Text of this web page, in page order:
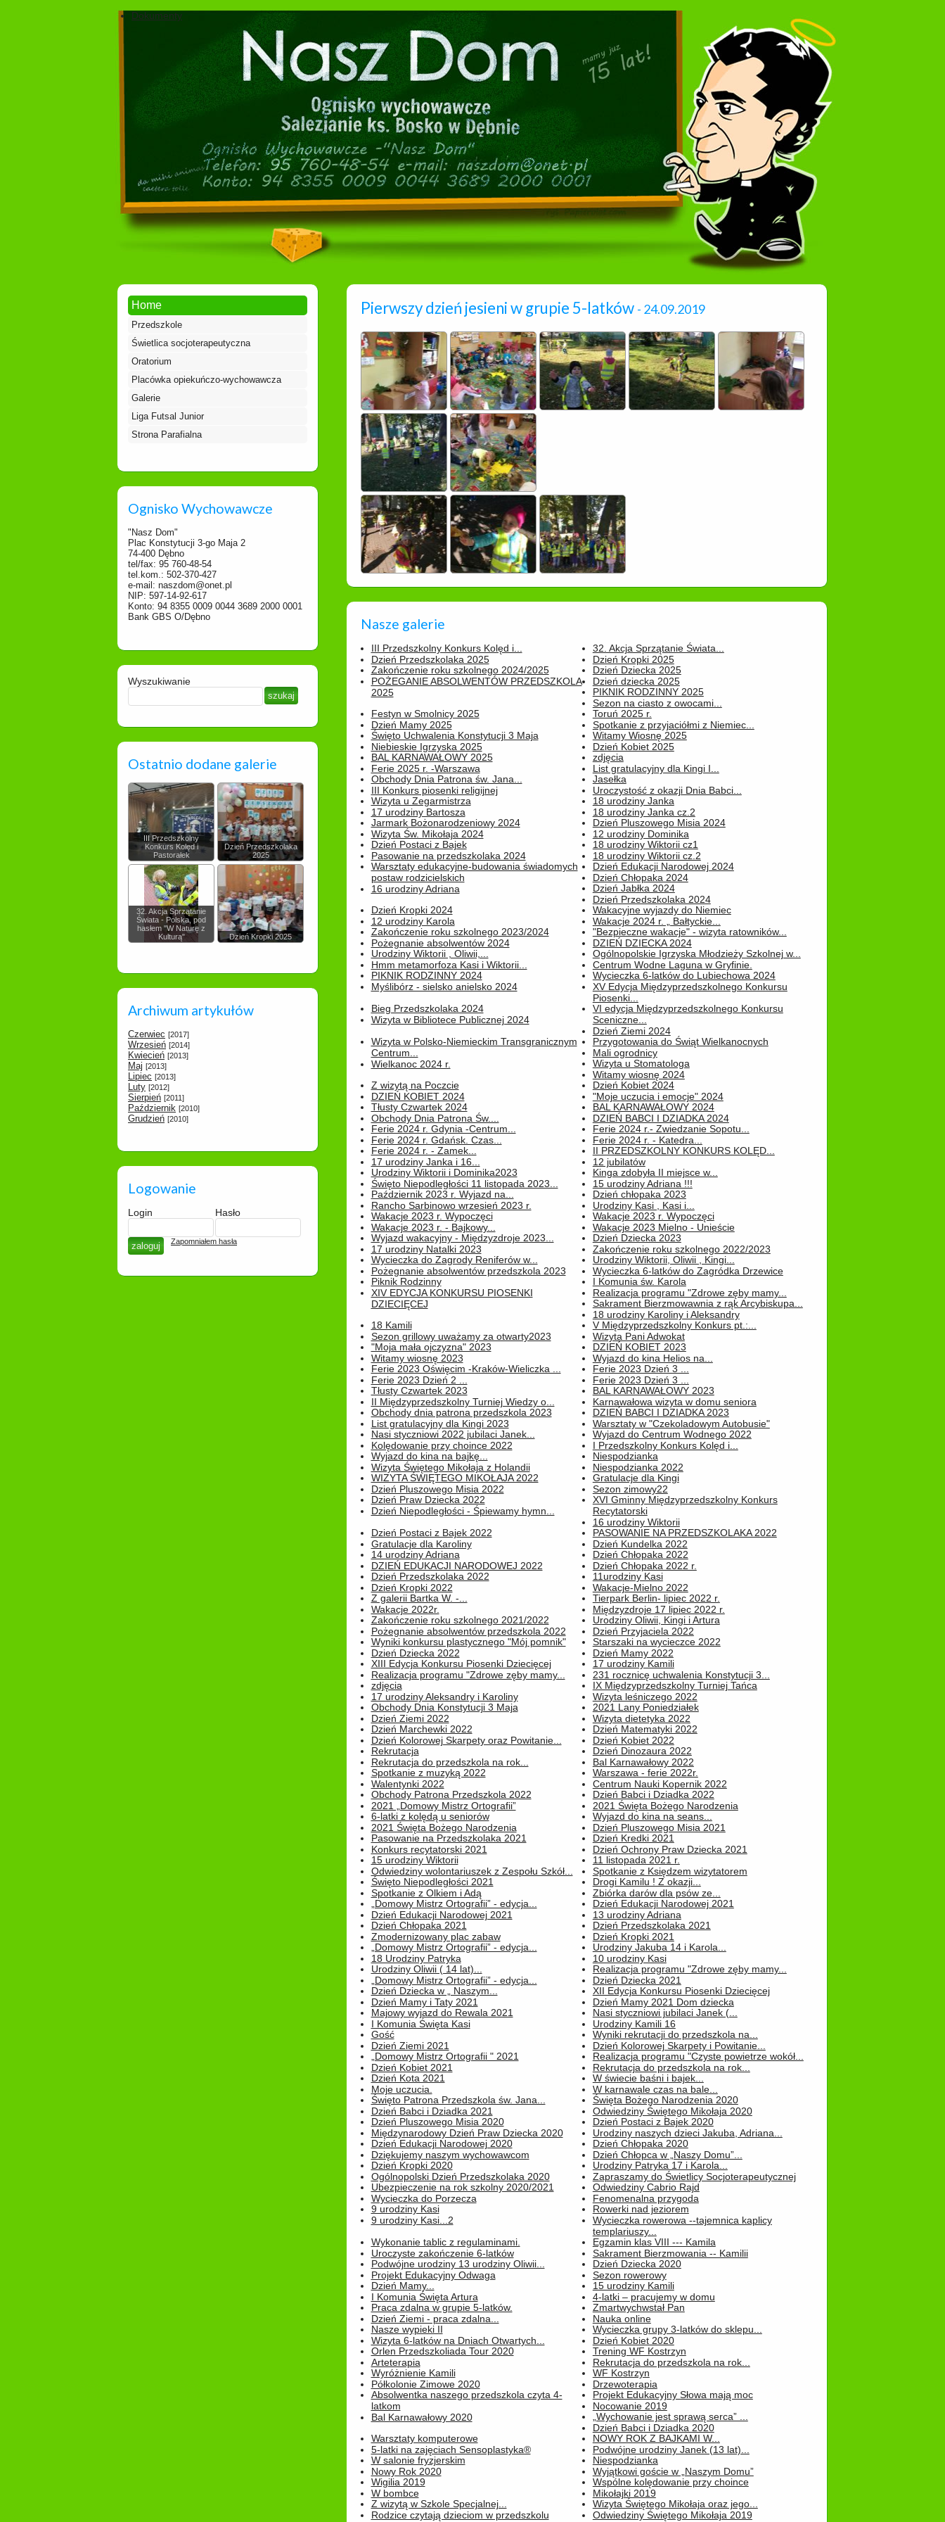
Dokumenty
Home
Przedszkole
Świetlica socjoterapeutyczna
Oratorium
Placówka opiekuńczo-wychowawcza
Galerie
Liga Futsal Junior
Strona Parafialna
Ognisko Wychowawcze
"Nasz Dom"
Plac Konstytucji 3-go Maja 2
74-400 Dębno
tel/fax: 95 760-48-54
tel.kom.: 502-370-427
e-mail: naszdom@onet.pl
NIP: 597-14-92-617
Konto: 94 8355 0009 0044 3689 2000 0001
Bank GBS O/Dębno
Wyszukiwanie
Ostatnio dodane galerie
III Przedszkolny
Konkurs Kolęd i
Pastorałek
Dzień Przedszkolaka
2025
32. Akcja Sprzątanie
Świata - Polska, pod
hasłem "W Naturę z
Kulturą"
Dzień Kropki 2025
Archiwum artykułów
Czerwiec [2017]
Wrzesień [2014]
Kwiecień [2013]
Maj [2013]
Lipiec [2013]
Luty [2012]
Sierpień [2011]
Październik [2010]
Grudzień [2010]
Logowanie
Login Hasło
Zapomniałem hasła
Pierwszy dzień jesieni w grupie 5-latków - 24.09.2019
Nasze galerie
III Przedszkolny Konkurs Kolęd i...
Dzień Przedszkolaka 2025
32. Akcja Sprzątanie Świata...
Dzień Kropki 2025
Zakończenie roku szkolnego 2024/2025
POŻEGANIE ABSOLWENTÓW PRZEDSZKOLA
2025
Dzień Dziecka 2025
Dzień dziecka 2025
PIKNIK RODZINNY 2025
Sezon na ciasto z owocami...
Festyn w Smolnicy 2025
Dzień Mamy 2025
Toruń 2025 r.
Spotkanie z przyjaciółmi z Niemiec...
Święto Uchwalenia Konstytucji 3 Maja
Niebieskie Igrzyska 2025
Witamy Wiosnę 2025
Dzień Kobiet 2025
BAL KARNAWAŁOWY 2025
Ferie 2025 r. -Warszawa
zdjęcia
List gratulacyjny dla Kingi I...
Obchody Dnia Patrona św. Jana...
III Konkurs piosenki religijnej
Jasełka
Uroczystość z okazji Dnia Babci...
Wizyta u Zegarmistrza
17 urodziny Bartosza
18 urodziny Janka
18 urodziny Janka cz.2
Jarmark Bożonarodzeniowy 2024
Wizyta Św. Mikołaja 2024
Dzień Pluszowego Misia 2024
12 urodziny Dominika
Dzień Postaci z Bajek
Pasowanie na przedszkolaka 2024
18 urodziny Wiktorii cz1
18 urodziny Wiktorii cz.2
Warsztaty edukacyjne-budowania świadomych
postaw rodzicielskich
16 urodziny Adriana
Dzień Edukacji Narodowej 2024
Dzień Chłopaka 2024
Dzień Jabłka 2024
Dzień Przedszkolaka 2024
Dzień Kropki 2024
12 urodziny Karola
Wakacyjne wyjazdy do Niemiec
Wakacje 2024 r. „ Bałtyckie...
Zakończenie roku szkolnego 2023/2024
Pożegnanie absolwentów 2024
"Bezpieczne wakacje" - wizyta ratowników...
DZIEŃ DZIECKA 2024
Urodziny Wiktorii , Oliwii,...
Hmm metamorfoza Kasi i Wiktorii...
Ogólnopolskie Igrzyska Młodzieży Szkolnej w...
Centrum Wodne Laguna w Gryfinie.
PIKNIK RODZINNY 2024
Myślibórz - sielsko anielsko 2024
Wycieczka 6-latków do Lubiechowa 2024
XV Edycja Międzyprzedszkolnego Konkursu
Piosenki...
Bieg Przedszkolaka 2024
Wizyta w Bibliotece Publicznej 2024
VI edycja Międzyprzedszkolnego Konkursu
Sceniczne...
Dzień Ziemi 2024
Wizyta w Polsko-Niemieckim Transgranicznym
Centrum...
Wielkanoc 2024 r.
Przygotowania do Świąt Wielkanocnych
Mali ogrodnicy
Wizyta u Stomatologa
Witamy wiosnę 2024
Z wizytą na Poczcie
DZIEŃ KOBIET 2024
Dzień Kobiet 2024
"Moje uczucia i emocje" 2024
Tłusty Czwartek 2024
Obchody Dnia Patrona Św....
BAL KARNAWAŁOWY 2024
DZIEŃ BABCI I DZIADKA 2024
Ferie 2024 r. Gdynia -Centrum...
Ferie 2024 r. Gdańsk. Czas...
Ferie 2024 r.- Zwiedzanie Sopotu...
Ferie 2024 r. - Katedra...
Ferie 2024 r. - Zamek...
17 urodziny Janka i 16...
II PRZEDSZKOLNY KONKURS KOLĘD...
12 jubilatów
Urodziny Wiktorii i Dominika2023
Święto Niepodległości 11 listopada 2023...
Kinga zdobyła II miejsce w...
15 urodziny Adriana !!!
Październik 2023 r. Wyjazd na...
Rancho Sarbinowo wrzesień 2023 r.
Dzień chłopaka 2023
Urodziny Kasi , Kasi i...
Wakacje 2023 r. Wypoczęci
Wakacje 2023 r. - Bajkowy...
Wakacje 2023 r. Wypoczęci
Wakacje 2023 Mielno - Unieście
Wyjazd wakacyjny - Międzyzdroje 2023...
17 urodziny Natalki 2023
Dzień Dziecka 2023
Zakończenie roku szkolnego 2022/2023
Wycieczka do Zagrody Reniferów w...
Pożegnanie absolwentów przedszkola 2023
Urodziny Wiktorii, Oliwii , Kingi...
Wycieczka 6-latków do Zagródka Drzewice
Piknik Rodzinny
XIV EDYCJA KONKURSU PIOSENKI
DZIECIĘCEJ
I Komunia św. Karola
Realizacja programu "Zdrowe zęby mamy...
Sakrament Bierzmowawnia z rąk Arcybiskupa...
18 urodziny Karoliny i Aleksandry
18 Kamili
Sezon grillowy uważamy za otwarty2023
V Międzyprzedszkolny Konkurs pt.:...
Wizyta Pani Adwokat
"Moja mała ojczyzna" 2023
Witamy wiosnę 2023
DZIEŃ KOBIET 2023
Wyjazd do kina Helios na...
Ferie 2023 Oświęcim -Kraków-Wieliczka ...
Ferie 2023 Dzień 2 ...
Ferie 2023 Dzień 3 ...
Ferie 2023 Dzień 3 ...
Tłusty Czwartek 2023
II Międzyprzedszkolny Turniej Wiedzy o...
BAL KARNAWAŁOWY 2023
Karnawałowa wizyta w domu seniora
Obchody dnia patrona przedszkola 2023
List gratulacyjny dla Kingi 2023
DZIEŃ BABCI I DZIADKA 2023
Warsztaty w "Czekoladowym Autobusie"
Nasi styczniowi 2022 jubilaci Janek...
Kolędowanie przy choince 2022
Wyjazd do Centrum Wodnego 2022
I Przedszkolny Konkurs Kolęd i...
Wyjazd do kina na bajkę...
Wizyta Świętego Mikołaja z Holandii
Niespodzianka
Niespodzianka 2022
WIZYTA ŚWIĘTEGO MIKOŁAJA 2022
Dzień Pluszowego Misia 2022
Gratulacje dla Kingi
Sezon zimowy22
Dzień Praw Dziecka 2022
Dzień Niepodległości - Śpiewamy hymn...
XVI Gminny Międzyprzedszkolny Konkurs
Recytatorski
16 urodziny Wiktorii
Dzień Postaci z Bajek 2022
Gratulacje dla Karoliny
PASOWANIE NA PRZEDSZKOLAKA 2022
Dzień Kundelka 2022
14 urodziny Adriana
DZIEŃ EDUKACJI NARODOWEJ 2022
Dzień Chłopaka 2022
Dzień Chłopaka 2022 r.
Dzień Przedszkolaka 2022
Dzień Kropki 2022
11urodziny Kasi
Wakacje-Mielno 2022
Z galerii Bartka W. -...
Wakacje 2022r.
Tierpark Berlin- lipiec 2022 r.
Międzyzdroje 17 lipiec 2022 r.
Zakończenie roku szkolnego 2021/2022
Pożegnanie absolwentów przedszkola 2022
Urodziny Oliwii, Kingi i Artura
Dzień Przyjaciela 2022
Wyniki konkursu plastycznego "Mój pomnik"
Dzień Dziecka 2022
Starszaki na wycieczce 2022
Dzień Mamy 2022
XIII Edycja Konkursu Piosenki Dziecięcej
Realizacja programu "Zdrowe zęby mamy...
17 urodziny Kamili
231 rocznicę uchwalenia Konstytucji 3...
zdjęcia
17 urodziny Aleksandry i Karoliny
IX Międzyprzedszkolny Turniej Tańca
Wizyta leśniczego 2022
Obchody Dnia Konstytucji 3 Maja
Dzień Ziemi 2022
2021 Lany Poniedziałek
Wizyta dietetyka 2022
Dzień Marchewki 2022
Dzień Kolorowej Skarpety oraz Powitanie...
Dzień Matematyki 2022
Dzień Kobiet 2022
Rekrutacja
Rekrutacja do przedszkola na rok...
Dzień Dinozaura 2022
Bal Karnawałowy 2022
Spotkanie z muzyką 2022
Walentynki 2022
Warszawa - ferie 2022r.
Centrum Nauki Kopernik 2022
Obchody Patrona Przedszkola 2022
2021 „Domowy Mistrz Ortografii”
Dzień Babci i Dziadka 2022
2021 Święta Bożego Narodzenia
6-latki z kolędą u seniorów
2021 Święta Bożego Narodzenia
Wyjazd do kina na seans...
Dzień Pluszowego Misia 2021
Pasowanie na Przedszkolaka 2021
Konkurs recytatorski 2021
Dzień Kredki 2021
Dzień Ochrony Praw Dziecka 2021
15 urodziny Wiktorii
Odwiedziny wolontariuszek z Zespołu Szkół...
11 listopada 2021 r.
Spotkanie z Księdzem wizytatorem
Święto Niepodległości 2021
Spotkanie z Olkiem i Adą
Drogi Kamilu ! Z okazji...
Zbiórka darów dla psów ze...
„Domowy Mistrz Ortografii” - edycja...
Dzień Edukacji Narodowej 2021
Dzień Edukacji Narodowej 2021
13 urodziny Adriana
Dzień Chłopaka 2021
Zmodernizowany plac zabaw
Dzień Przedszkolaka 2021
Dzień Kropki 2021
„Domowy Mistrz Ortografii” - edycja...
18 Urodziny Patryka
Urodziny Jakuba 14 i Karola...
10 urodziny Kasi
Urodziny Oliwii ( 14 lat)...
„Domowy Mistrz Ortografii” - edycja...
Realizacja programu "Zdrowe zęby mamy...
Dzień Dziecka 2021
Dzień Dziecka w „ Naszym...
Dzień Mamy i Taty 2021
XII Edycja Konkursu Piosenki Dziecięcej
Dzień Mamy 2021 Dom dziecka
Majowy wyjazd do Rewala 2021
I Komunia Święta Kasi
Nasi styczniowi jubilaci Janek (...
Urodziny Kamili 16
Gość
Dzień Ziemi 2021
Wyniki rekrutacji do przedszkola na...
Dzień Kolorowej Skarpety i Powitanie...
„Domowy Mistrz Ortografii " 2021
Dzień Kobiet 2021
Realizacja programu "Czyste powietrze wokół...
Rekrutacja do przedszkola na rok...
Dzień Kota 2021
Moje uczucia.
W świecie baśni i bajek...
W karnawale czas na bale...
Święto Patrona Przedszkola św. Jana...
Dzień Babci i Dziadka 2021
Święta Bożego Narodzenia 2020
Odwiedziny Świętego Mikołaja 2020
Dzień Pluszowego Misia 2020
Międzynarodowy Dzień Praw Dziecka 2020
Dzień Postaci z Bajek 2020
Urodziny naszych dzieci Jakuba, Adriana...
Dzień Edukacji Narodowej 2020
Dziękujemy naszym wychowawcom
Dzień Chłopaka 2020
Dzień Chłopca w „Naszy Domu”...
Dzień Kropki 2020
Ogólnopolski Dzień Przedszkolaka 2020
Urodziny Patryka 17 i Karola...
Zapraszamy do Świetlicy Socjoterapeutycznej
Ubezpieczenie na rok szkolny 2020/2021
Wycieczka do Porzecza
Odwiedziny Cabrio Rajd
Fenomenalna przygoda
9 urodziny Kasi
9 urodziny Kasi...2
Rowerki nad jeziorem
Wycieczka rowerowa --tajemnica kaplicy
templariuszy...
Wykonanie tablic z regulaminami.
Uroczyste zakończenie 6-latków
Egzamin klas VIII --- Kamila
Sakrament Bierzmowania -- Kamilii
Podwójne urodziny 13 urodziny Oliwii...
Projekt Edukacyjny Odwaga
Dzień Dziecka 2020
Sezon rowerowy
Dzień Mamy...
I Komunia Święta Artura
15 urodziny Kamili
4-latki – pracujemy w domu
Praca zdalna w grupie 5-latków.
Dzień Ziemi - praca zdalna...
Zmartwychwstał Pan
Nauka online
Nasze wypieki II
Wizyta 6-latków na Dniach Otwartych...
Wycieczka grupy 3-latków do sklepu...
Dzień Kobiet 2020
Orlen Przedszkoliada Tour 2020
Arteterapia
Trening WF Kostrzyn
Rekrutacja do przedszkola na rok...
Wyróżnienie Kamili
Półkolonie Zimowe 2020
WF Kostrzyn
Drzewoterapia
Absolwentka naszego przedszkola czyta 4-
latkom
Bal Karnawałowy 2020
Projekt Edukacyjny Słowa mają moc
Nocowanie 2019
„Wychowanie jest sprawą serca” ...
Dzień Babci i Dziadka 2020
Warsztaty komputerowe
5-latki na zajęciach Sensoplastyka®
NOWY ROK Z BAJKAMI W...
Podwójne urodziny Janek (13 lat)...
W salonie fryzjerskim
Nowy Rok 2020
Niespodzianka
Wyjątkowi goście w „Naszym Domu”
Wigilia 2019
W bombce
Wspólne kolędowanie przy choince
Mikołajki 2019
Z wizytą w Szkole Specjalnej...
Rodzice czytają dzieciom w przedszkolu
Wizyta Świętego Mikołaja oraz jego...
Odwiedziny Świętego Mikołaja 2019